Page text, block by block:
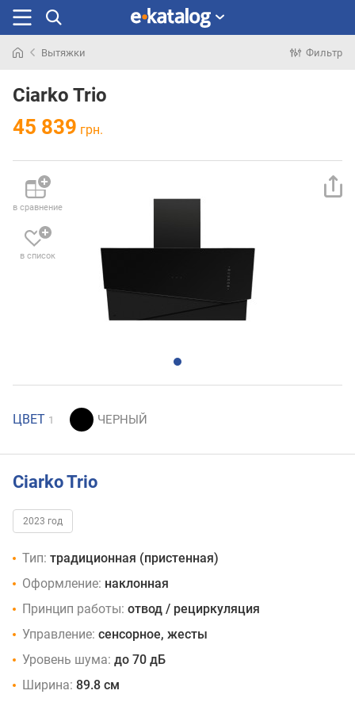
раньше
Вытяжки Фильтр
Ciarko Trio
45 839 грн.
в сравнение
в список
ЦВЕТ 1
Ciarko Trio
2023 год
Тип: традиционная (пристенная)
Оформление: наклонная
Принцип работы: отвод / рециркуляция
Управление: сенсорное, жесты
Уровень шума: до 70 дБ
Ширина: 89.8 см